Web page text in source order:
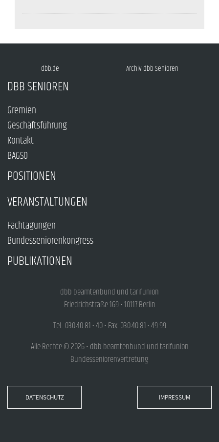
dbb.de Archiv dbb Senioren
DBB SENIOREN
Gremien
Geschäftsführung
Kontakt
BAGSO
POSITIONEN
VERANSTALTUNGEN
Fachtagungen
Bundesseniorenkongress
PUBLIKATIONEN
dbb beamtenbund und tarifunion
Friedrichstraße 169 • 10117 Berlin
Tel.: 030.40 81 - 40 • Fax: 030.40 81 - 49 99
Alle Rechte © 2026 • dbb beamtenbund und tarifunion
Bundesseniorenvertretung
DATENSCHUTZ IMPRESSUM